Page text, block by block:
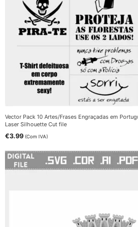
Vector Pack 10 Artes/Frases Engraçadas em
Laser Silhouette Cut file
€3.99 (Com IVA)